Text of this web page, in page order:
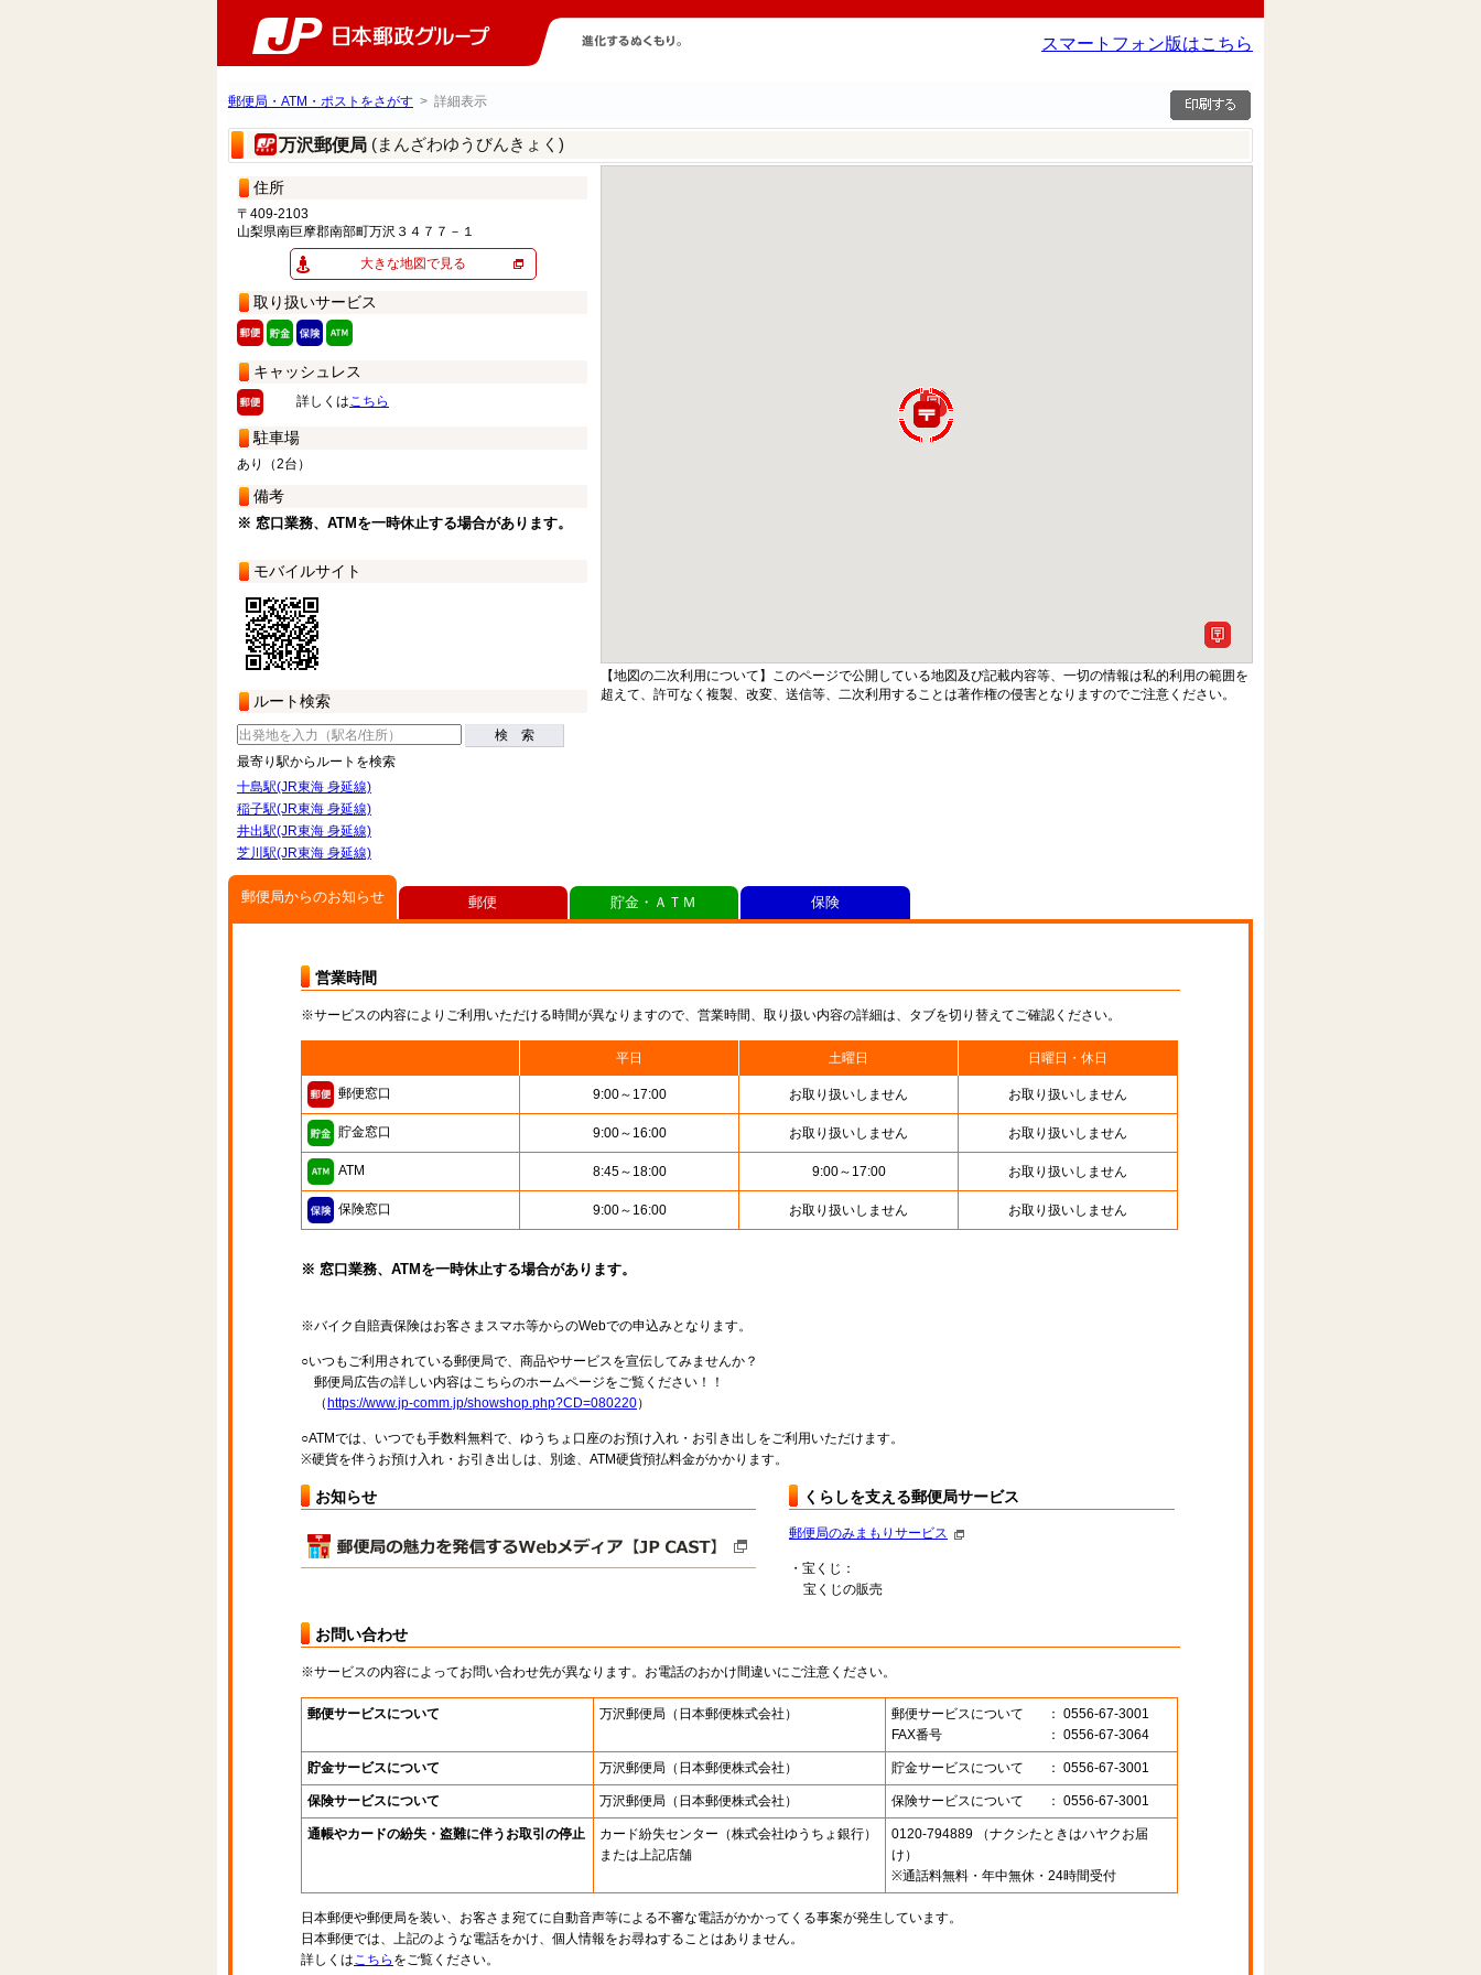
スマートフォン版はこちら
郵便局・ATM・ポストをさがす > 詳細表示
万沢郵便局 (まんざわゆうびんきょく)
住所
〒409-2103
山梨県南巨摩郡南部町万沢３４７７－１
大きな地図で見る
取り扱いサービス
キャッシュレス
詳しくはこちら
駐車場
あり（2台）
備考
※ 窓口業務、ATMを一時休止する場合があります。
モバイルサイト
ルート検索
検 索
最寄り駅からルートを検索
十島駅(JR東海 身延線)
稲子駅(JR東海 身延線)
井出駅(JR東海 身延線)
芝川駅(JR東海 身延線)
【地図の二次利用について】このページで公開している地図及び記載内容等、一切の情報は私的利用の範囲を
超えて、許可なく複製、改変、送信等、二次利用することは著作権の侵害となりますのでご注意ください。
郵便局からのお知らせ
営業時間
※サービスの内容によりご利用いただける時間が異なりますので、営業時間、取り扱い内容の詳細は、タブを切り替えてご確認ください。
平日 土曜日 日曜日・休日
郵便窓口 9:00～17:00 お取り扱いしません お取り扱いしません
貯金窓口 9:00～16:00 お取り扱いしません お取り扱いしません
ATM 8:45～18:00 9:00～17:00 お取り扱いしません
保険窓口 9:00～16:00 お取り扱いしません お取り扱いしません
※ 窓口業務、ATMを一時休止する場合があります。
※バイク自賠責保険はお客さまスマホ等からのWebでの申込みとなります。
○いつもご利用されている郵便局で、商品やサービスを宣伝してみませんか？
郵便局広告の詳しい内容はこちらのホームページをご覧ください！！
（ https://www.jp-comm.jp/showshop.php?CD=080220）
○ATMでは、いつでも手数料無料で、ゆうちょ口座のお預け入れ・お引き出しをご利用いただけます。
※硬貨を伴うお預け入れ・お引き出しは、別途、ATM硬貨預払料金がかかります。
お知らせ くらしを支える郵便局サービス
郵便局のみまもりサービス
・宝くじ：
宝くじの販売
お問い合わせ
※サービスの内容によってお問い合わせ先が異なります。お電話のおかけ間違いにご注意ください。
郵便サービスについて 万沢郵便局 （日本郵便株式会社） 郵便サービスについて
： 0556-67-3001
FAX番号
： 0556-67-3064
貯金サービスについて 万沢郵便局 （日本郵便株式会社） 貯金サービスについて ： 0556-67-3001
保険サービスについて 万沢郵便局 （日本郵便株式会社） 保険サービスについて ： 0556-67-3001
通帳やカードの紛失・盗難に伴うお取引の停止 カード紛失センター （株式会社ゆうちょ銀行）
または上記店舗
0120-794889 （ナクシたときはハヤクお届
け）
※通話料無料・年中無休・24時間受付
日本郵便や郵便局を装い、お客さま宛てに自動音声等による不審な電話がかかってくる事案が発生しています。
日本郵便では、上記のような電話をかけ、個人情報をお尋ねすることはありません。
詳しくはこちら をご覧ください。
郵便 貯金・ＡＴＭ 保険